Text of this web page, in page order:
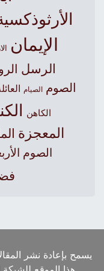
الأرثوذكسية
الإيمان
الرسل
الصوم الصيام العائلة
الكاهن
المعجزة
الصوم
يسمح بإعادة نشر